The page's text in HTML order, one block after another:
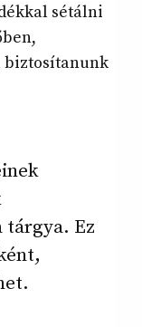
sétálni
biztosítanunk
tárgya. Ez